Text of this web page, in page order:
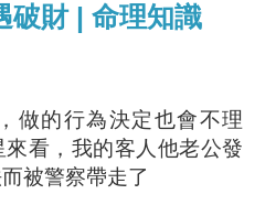
破財 | 命理知識
做的行為決定也會不理
看，我的客人他老公發
被警察帶走了